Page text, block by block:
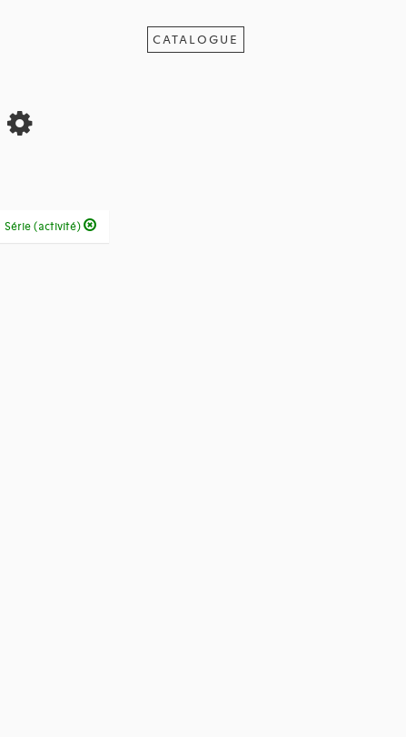
CATALOGUE
Série (activité)